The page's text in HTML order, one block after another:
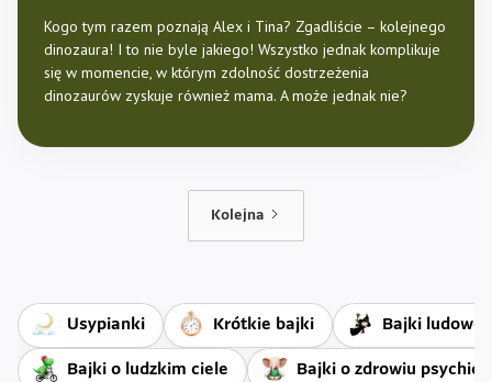
Kogo tym razem poznają Alex i Tina? Zgadliście – kolejnego
dinozaura! I to nie byle jakiego! Wszystko jednak komplikuje
się w momencie, w którym zdolność dostrzeżenia
dinozaurów zyskuje również mama. A może jednak nie?
Kolejna
Usypianki Krótkie bajki Bajki ludowe
Bajki o ludzkim ciele Bajki o zdrowiu